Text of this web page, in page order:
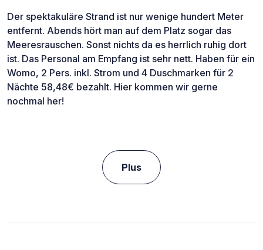
Der spektakuläre Strand ist nur wenige hundert Meter
entfernt. Abends hört man auf dem Platz sogar das
Meeresrauschen. Sonst nichts da es herrlich ruhig dort
ist. Das Personal am Empfang ist sehr nett. Haben für ein
Womo, 2 Pers. inkl. Strom und 4 Duschmarken für 2
Nächte 58,48€ bezahlt. Hier kommen wir gerne
nochmal her!
Plus